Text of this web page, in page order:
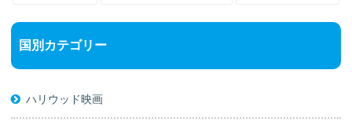
国別カテゴリー
ハリウッド映画